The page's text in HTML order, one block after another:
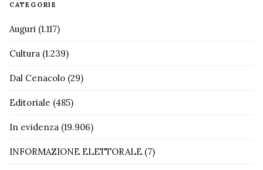
CATEGORIE
Auguri (1.117)
Cultura (1.239)
Dal Cenacolo (29)
Editoriale (485)
In evidenza (19.906)
INFORMAZIONE ELETTORALE (7)